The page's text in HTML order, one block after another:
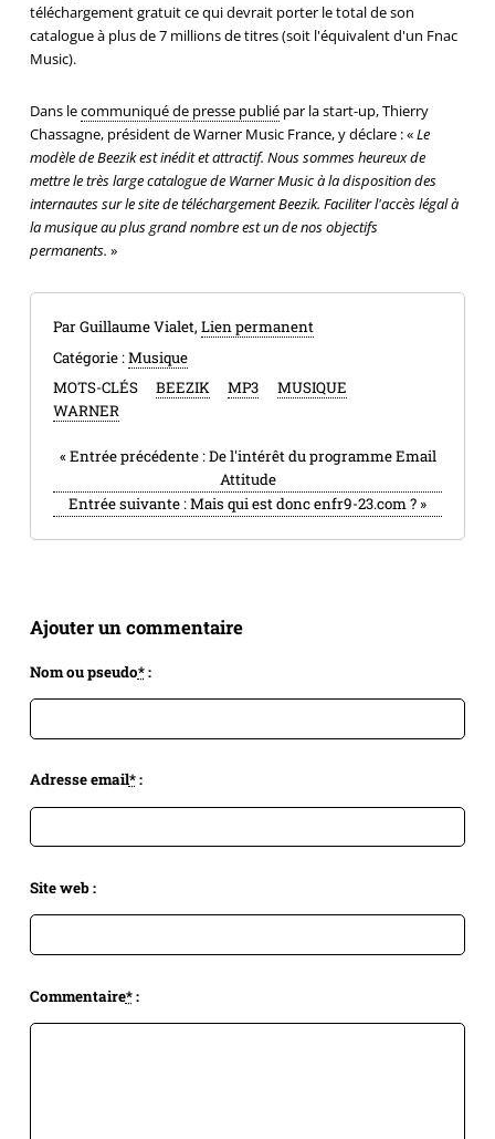
téléchargement gratuit ce qui devrait porter le total de son
catalogue à plus de 7 millions de titres (soit l'équivalent d'un Fnac
Music).
Dans lecommuniqué de presse publiépar la start-up, Thierry
Chassagne, président de Warner Music France, y déclare : «Le
modèle de Beezik est inédit et attractif. Nous sommes heureux de
mettre le très large catalogue de Warner Music à la disposition des
internautes sur le site de téléchargement Beezik. Faciliter l'accès légal à
la musique au plus grand nombre est un de nos objectifs
permanents. »
Par Guillaume Vialet, Lien permanent
Catégorie :Musique
MOTS-CLÉS
BEEZIK MP3
MUSIQUE
WARNER
«Entrée précédente :De l'intérêt du programme Email
Attitude
Entrée suivante :Mais qui est donc enfr9-23.com ? »
Ajouter un commentaire
Nom ou pseudo*:
Adresse email*:
Site web :
Commentaire*: